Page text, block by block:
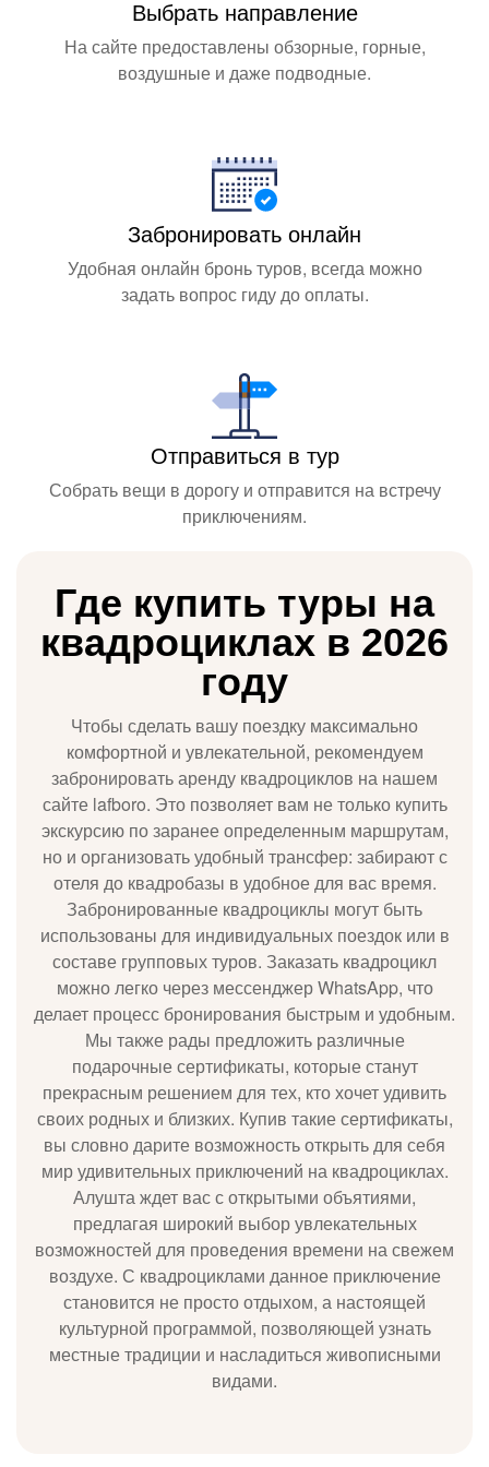
Выбрать направление
На сайте предоставлены обзорные, горные,
воздушные и даже подводные.
Забронировать онлайн
Удобная онлайн бронь туров, всегда можно
задать вопрос гиду до оплаты.
Отправиться в тур
Собрать вещи в дорогу и отправится на встречу
приключениям.
Где купить туры на
квадроциклах в 2026
году
Чтобы сделать вашу поездку максимально
комфортной и увлекательной, рекомендуем
забронировать аренду квадроциклов на нашем
сайте lafboro. Это позволяет вам не только купить
экскурсию по заранее определенным маршрутам,
но и организовать удобный трансфер: забирают с
отеля до квадробазы в удобное для вас время.
Забронированные квадроциклы могут быть
использованы для индивидуальных поездок или в
составе групповых туров. Заказать квадроцикл
можно легко через мессенджер WhatsApp, что
делает процесс бронирования быстрым и удобным.
Мы также рады предложить различные
подарочные сертификаты, которые станут
прекрасным решением для тех, кто хочет удивить
своих родных и близких. Купив такие сертификаты,
вы словно дарите возможность открыть для себя
мир удивительных приключений на квадроциклах.
Алушта ждет вас с открытыми объятиями,
предлагая широкий выбор увлекательных
возможностей для проведения времени на свежем
воздухе. С квадроциклами данное приключение
становится не просто отдыхом, а настоящей
культурной программой, позволяющей узнать
местные традиции и насладиться живописными
видами.